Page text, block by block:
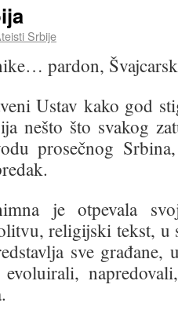
Srbije
pardon,
Ustav kako god
nešto što svakog
prosečnog
je otpevala
religijski tekst, u
sve